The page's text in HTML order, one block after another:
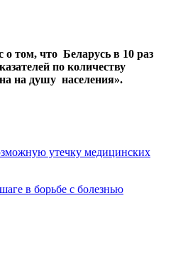
том, что Беларусь в 10 раз
по количеству
на душу населения».
утечку медицинских
в борьбе с болезнью